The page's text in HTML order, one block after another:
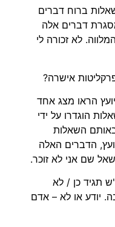
ברוח דברים
דברים אלה
לא זכורה לי
אישרה?
הראו מצג אחד
הוגדרו על ידי
השאלות
הדברים האלה
שם אני לא זוכר.
תגיד כן / לא
יודע או לא – אדם